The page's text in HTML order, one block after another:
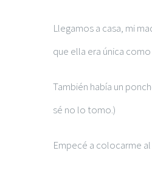
Llegamos a casa, mi
que ella era única
También había un
sé no lo tomo.)
Empecé a colocarme